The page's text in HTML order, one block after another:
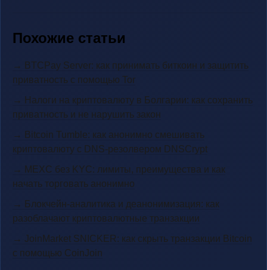
Похожие статьи
→ BTCPay Server: как принимать биткоин и защитить
приватность с помощью Tor
→ Налоги на криптовалюту в Болгарии: как сохранить
приватность и не нарушить закон
→ Bitcoin Tumble: как анонимно смешивать
криптовалюту с DNS-резолвером DNSCrypt
→ MEXC без KYC: лимиты, преимущества и как
начать торговать анонимно
→ Блокчейн-аналитика и деанонимизация: как
разоблачают криптовалютные транзакции
→ JoinMarket SNICKER: как скрыть транзакции Bitcoin
с помощью CoinJoin